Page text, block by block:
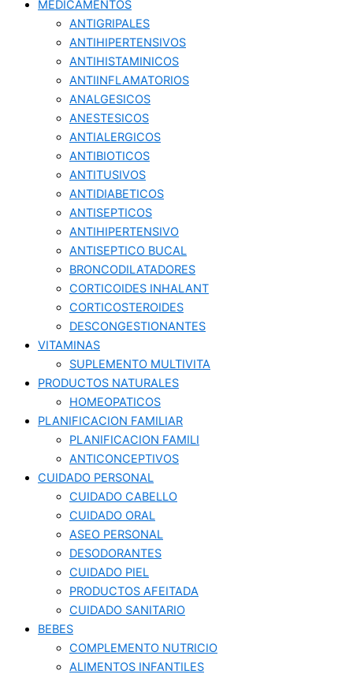
MEDICAMENTOS
ANTIGRIPALES
ANTIHIPERTENSIVOS
ANTIHISTAMINICOS
ANTIINFLAMATORIOS
ANALGESICOS
ANESTESICOS
ANTIALERGICOS
ANTIBIOTICOS
ANTITUSIVOS
ANTIDIABETICOS
ANTISEPTICOS
ANTIHIPERTENSIVO
ANTISEPTICO BUCAL
BRONCODILATADORES
CORTICOIDES INHALANT
CORTICOSTEROIDES
DESCONGESTIONANTES
VITAMINAS
SUPLEMENTO MULTIVITA
PRODUCTOS NATURALES
HOMEOPATICOS
PLANIFICACION FAMILIAR
PLANIFICACION FAMILI
ANTICONCEPTIVOS
CUIDADO PERSONAL
CUIDADO CABELLO
CUIDADO ORAL
ASEO PERSONAL
DESODORANTES
CUIDADO PIEL
PRODUCTOS AFEITADA
CUIDADO SANITARIO
BEBES
COMPLEMENTO NUTRICIO
ALIMENTOS INFANTILES